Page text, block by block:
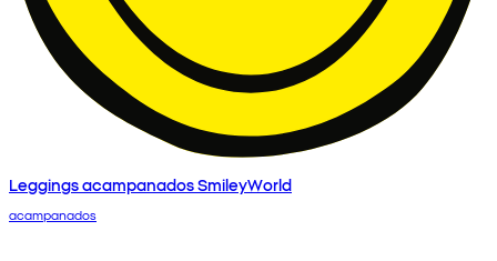
Leggings acampanados SmileyWorld
acampanados